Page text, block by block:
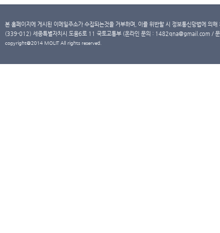
본 홈페이지에 게시된 이메일주소가 수집되는것을 거부하며, 이를 위반할 시 정보통신망법에 의
(339-012) 세종특별자치시 도움6로 11 국토교통부 (온라인 문의 : 1482qna@gmail.com /
copyright@2014 MOLIT All rights reserved.